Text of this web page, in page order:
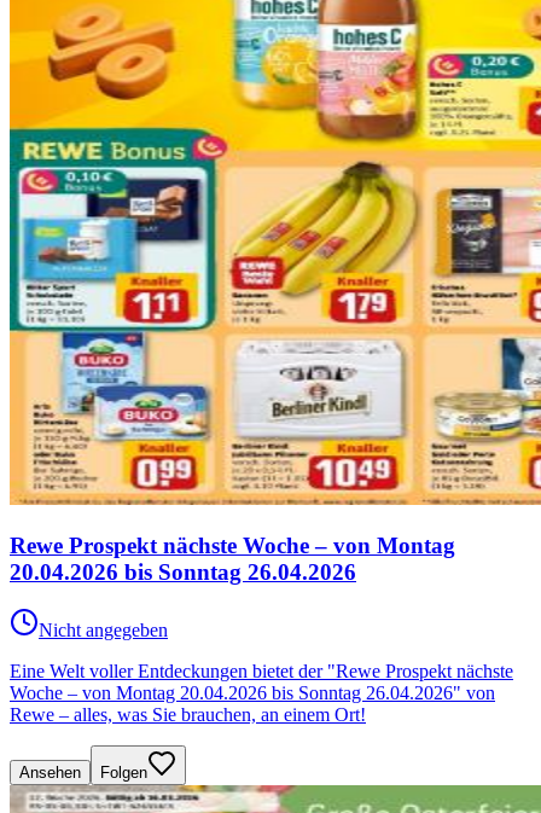
Rewe Prospekt nächste Woche – von Montag
20.04.2026 bis Sonntag 26.04.2026
Nicht angegeben
Eine Welt voller Entdeckungen bietet der "Rewe Prospekt nächste
Woche – von Montag 20.04.2026 bis Sonntag 26.04.2026" von
Rewe – alles, was Sie brauchen, an einem Ort!
Ansehen Folgen